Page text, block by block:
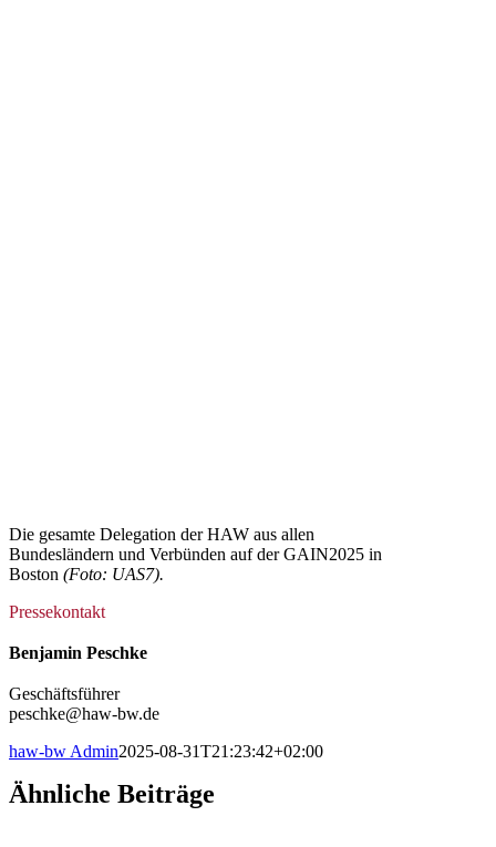
Die gesamte Delegation der HAW aus allen
Bundesländern und Verbünden auf der GAIN2025 in
Boston (Foto: UAS7).
Pressekontakt
Benjamin Peschke
Geschäftsführer
peschke@haw-bw.de
haw-bw Admin2025-08-31T21:23:42+02:00
Ähnliche Beiträge